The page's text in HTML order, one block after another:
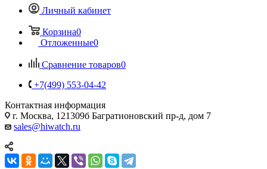
Личный кабинет
Корзина0
Отложенные0
Сравнение товаров0
+7(499) 553-04-42
Контактная информация
г. Москва, 121309б Багратионовский пр-д, дом 7
sales@hiwatch.ru